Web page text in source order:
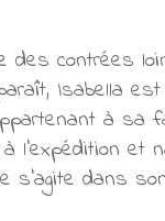
des contrées
Isabella
à sa
et
s’agite dans